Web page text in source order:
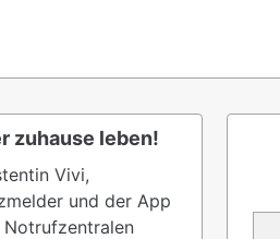
zuhause leben!
Vivi,
und der App